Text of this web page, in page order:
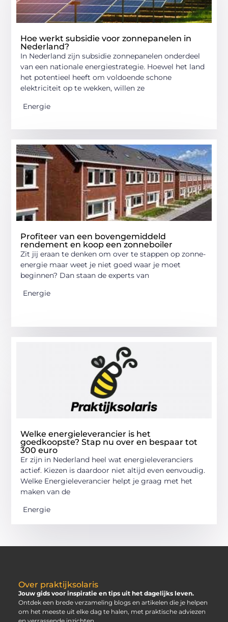
Hoe werkt subsidie voor zonnepanelen in
Nederland?
In Nederland zijn subsidie ​​zonnepanelen onderdeel
van een nationale energiestrategie. Hoewel het land
het potentieel heeft om voldoende schone
elektriciteit op te wekken, willen ze
Energie
Profiteer van een bovengemiddeld
rendement en koop een zonneboiler
Zit jij eraan te denken om over te stappen op zonne-
energie maar weet je niet goed waar je moet
beginnen? Dan staan de experts van
Energie
Welke energieleverancier is het
goedkoopste? Stap nu over en bespaar tot
300 euro
Er zijn in Nederland heel wat energieleveranciers
actief. Kiezen is daardoor niet altijd even eenvoudig.
Welke Energieleverancier helpt je graag met het
maken van de
Energie
Over praktijksolaris
Jouw gids voor inspiratie en tips uit het dagelijks leven.
Ontdek een brede verzameling blogs en artikelen die je helpen
om het meeste uit elke dag te halen, met praktische adviezen